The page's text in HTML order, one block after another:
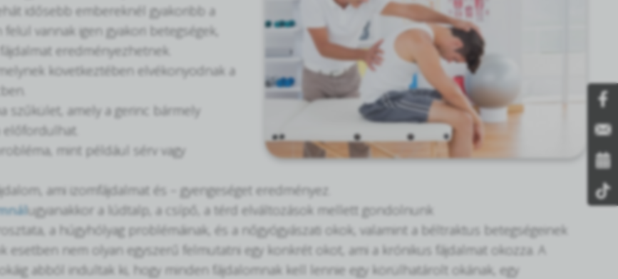
idősebb embereknél gyakoribb a
vannak igen gyakori betegségek,
eredményezhetnek.
következtében elvékonyodnak a
szűkület, amely a gerinc bármely
mint például sérv vagy
ami izomfájdalmat és – gyengeséget eredményez.
ugyanakkor a lúdtalp, a csípő, a térd elváltozások mellett gondolnunk
a húgyhólyag problémáinak, és a nőgyógyászati okok, valamint a béltraktus betegségeinek
esetben nem olyan egyszerű felmutatni egy konkrét okot, ami a krónikus fájdalmat okozza. A
abból indultak ki, hogy minden fájdalomnak kell lennie egy körülhatárolt okának, egy